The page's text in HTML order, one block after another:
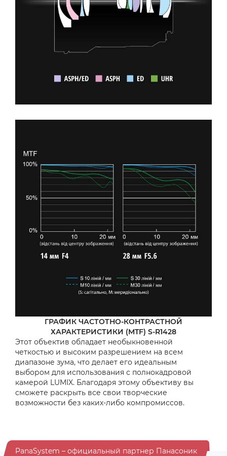
ГРАФИК ЧАСТОТНО-КОНТРАСТНОЙ
ХАРАКТЕРИСТИКИ (MTF) S-R1428
Этот объектив обладает необыкновенной
четкостью и высоким разрешением на всем
диапазоне зума, что делает его идеальным
выбором для использования с полнокадровой
камерой LUMIX. Благодаря этому объективу вы
сможете раскрыть все свои творческие
возможности без каких-либо компромиссов.
PanaSystem – официальный партнер Панасоник